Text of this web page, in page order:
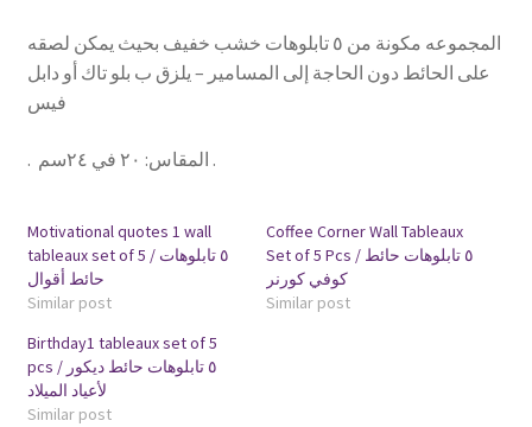
المجموعه مكونة من ٥ تابلوهات خشب خفيف بحيث يمكن لصقه
على الحائط دون الحاجة إلى المسامير – يلزق ب بلو تاك أو دابل
فيس
. المقاس: ٢٠ في ٢٤سم .
Motivational quotes 1 wall
tableaux set of 5 / ٥ تابلوهات
حائط أقوال
Similar post
Coffee Corner Wall Tableaux
Set of 5 Pcs / ٥ تابلوهات حائط
كوفي كورنر
Similar post
Birthday1 tableaux set of 5
pcs / ٥ تابلوهات حائط ديكور
لأعياد الميلاد
Similar post